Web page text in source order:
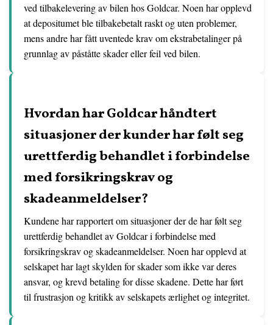
ved tilbakelevering av bilen hos Goldcar. Noen har opplevd
at depositumet ble tilbakebetalt raskt og uten problemer,
mens andre har fått uventede krav om ekstrabetalinger på
grunnlag av påståtte skader eller feil ved bilen.
Hvordan har Goldcar håndtert
situasjoner der kunder har følt seg
urettferdig behandlet i forbindelse
med forsikringskrav og
skadeanmeldelser?
Kundene har rapportert om situasjoner der de har følt seg
urettferdig behandlet av Goldcar i forbindelse med
forsikringskrav og skadeanmeldelser. Noen har opplevd at
selskapet har lagt skylden for skader som ikke var deres
ansvar, og krevd betaling for disse skadene. Dette har ført
til frustrasjon og kritikk av selskapets ærlighet og integritet.